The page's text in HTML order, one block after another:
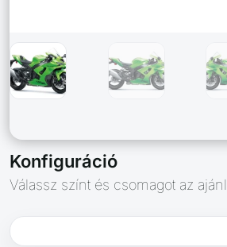
Konfiguráció
Válassz színt és csomagot az